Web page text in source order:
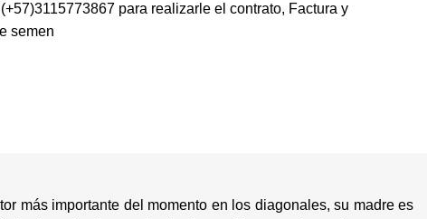
(+57)3115773867 para realizarle el contrato, Factura y
semen
más importante del momento en los diagonales, su madre es